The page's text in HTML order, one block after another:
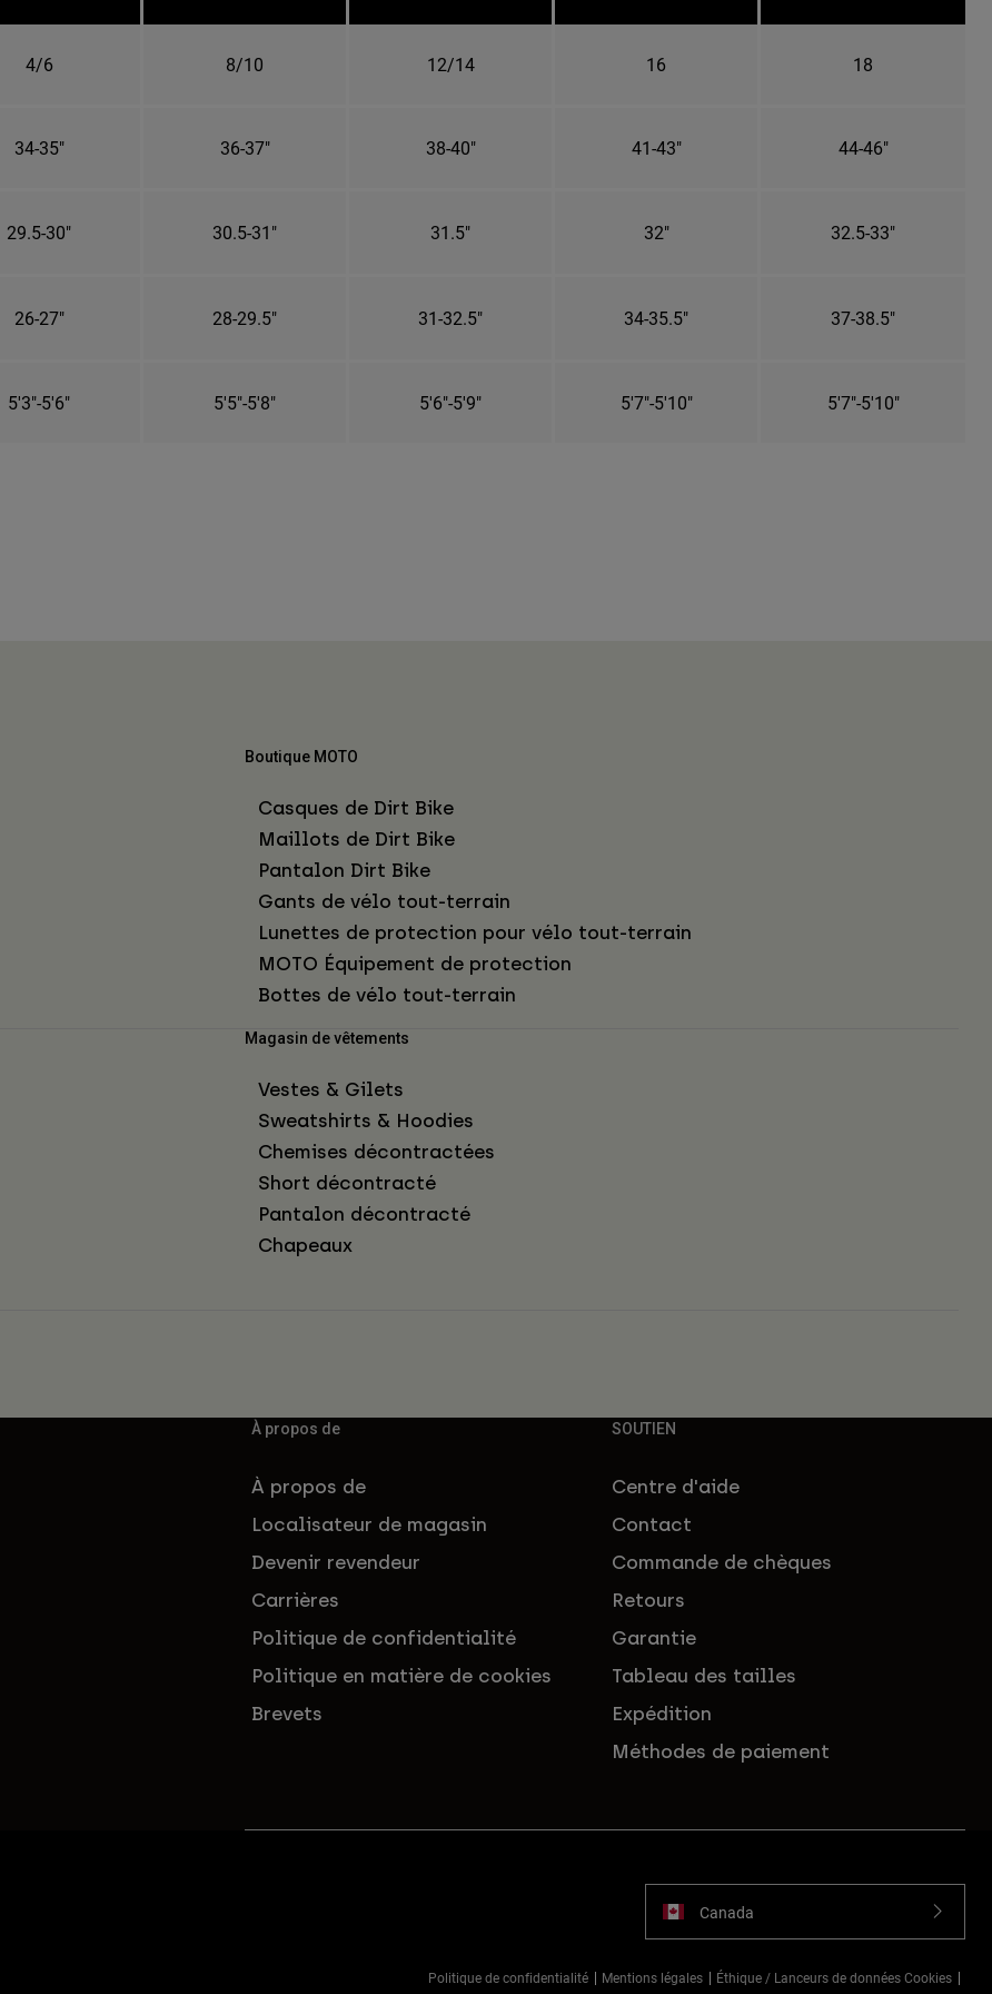
4/6 8/10 12/14 16 18
34-35" 36-37" 38-40" 41-43" 44-46"
29.5-30" 30.5-31" 31.5" 32" 32.5-33"
26-27" 28-29.5" 31-32.5" 34-35.5" 37-38.5"
5'3"-5'6" 5'5"-5'8" 5'6"-5'9" 5'7"-5'10" 5'7"-5'10"
Boutique MOTO
Casques de Dirt Bike
Maillots de Dirt Bike
Pantalon Dirt Bike
Gants de vélo tout-terrain
Lunettes de protection pour vélo tout-terrain
MOTO Équipement de protection
Bottes de vélo tout-terrain
Magasin de vêtements
Vestes & Gilets
Sweatshirts & Hoodies
Chemises décontractées
Short décontracté
Pantalon décontracté
Chapeaux
À propos de
À propos de
Localisateur de magasin
Devenir revendeur
Carrières
Politique de confidentialité
Politique en matière de cookies
Brevets
SOUTIEN
Centre d'aide
Contact
Commande de chèques
Retours
Garantie
Tableau des tailles
Expédition
Méthodes de paiement
Canada
Politique de confidentialité Mentions légales Éthique / Lanceurs de données Cookies